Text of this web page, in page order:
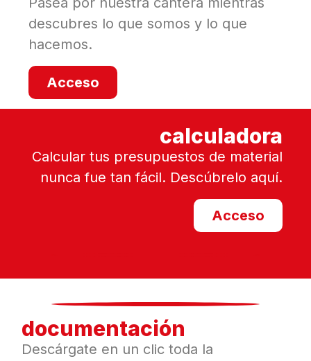
descubres lo que somos y lo que
hacemos.
Acceso
calculadora
Calcular tus presupuestos de material
nunca fue tan fácil. Descúbrelo aquí.
Acceso
documentación
Descárgate en un clic toda la